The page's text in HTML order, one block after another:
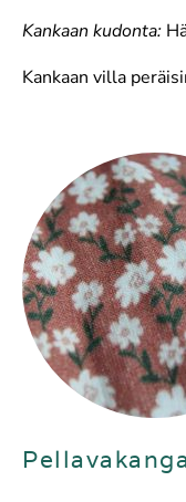
Kankaan kudonta:
Kankaan villa